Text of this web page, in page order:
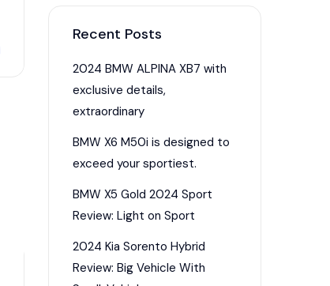
Recent Posts
2024 BMW ALPINA XB7 with
exclusive details,
extraordinary
BMW X6 M50i is designed to
exceed your sportiest.
BMW X5 Gold 2024 Sport
Review: Light on Sport
2024 Kia Sorento Hybrid
Review: Big Vehicle With